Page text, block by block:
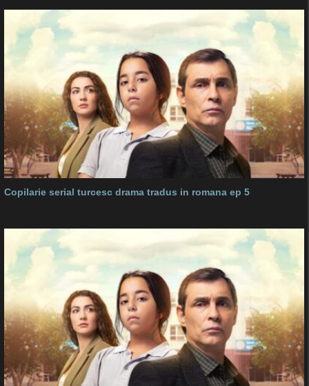
Copilarie serial turcesc drama tradus in romana ep 5